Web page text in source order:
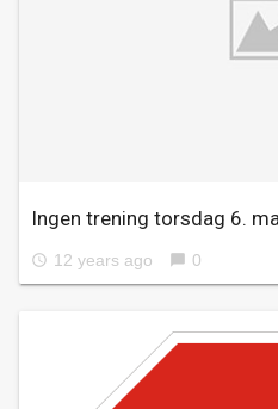
Ingen trening torsdag 6.
access_time 12 years ago chat_bubble 0